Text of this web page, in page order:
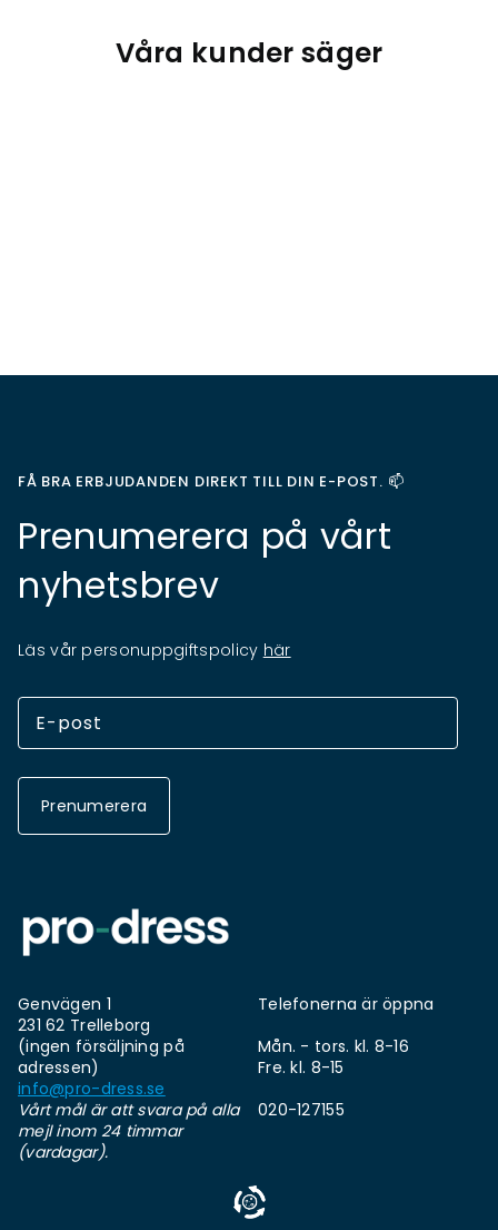
Våra kunder säger
FÅ BRA ERBJUDANDEN DIREKT TILL DIN E-POST. 📫
Prenumerera på vårt
nyhetsbrev
Läs vår personuppgiftspolicy här
Prenumerera
Genvägen 1
231 62 Trelleborg
(ingen försäljning på
adressen)
info@pro-dress.se
Vårt mål är att svara på alla
mejl inom 24 timmar
(vardagar).
Telefonerna är öppna
Mån. - tors. kl. 8-16
Fre. kl. 8-15
020-127155